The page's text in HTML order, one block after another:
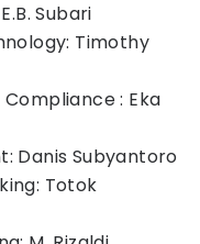
Subari
Timothy
: Eka
Danis Subyantoro
Totok